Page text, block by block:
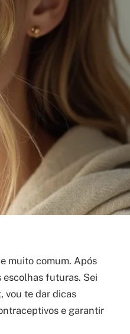
muito comum. Após
futuras. Sei
vou te dar dicas
e garantir